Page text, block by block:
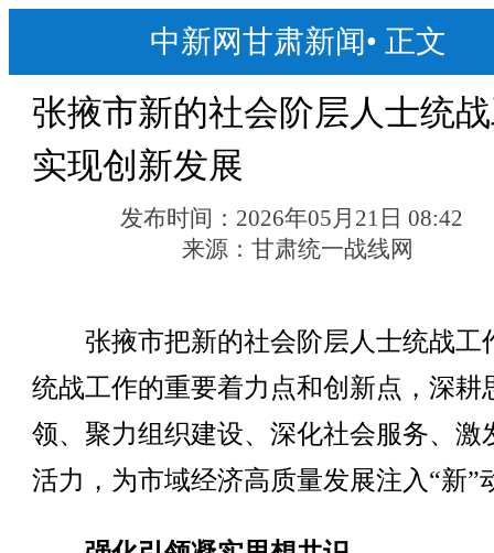
中新网甘肃新闻• 正文
张掖市新的社会阶层人士统
实现创新发展
发布时间： 2026年05月21日 08:42
来源： 甘肃统一战线网
张掖市把新的社会阶层人士统战工
统战工作的重要着力点和创新点，深耕
领、聚力组织建设、深化社会服务、激
活力，为市域经济高质量发展注入“新”